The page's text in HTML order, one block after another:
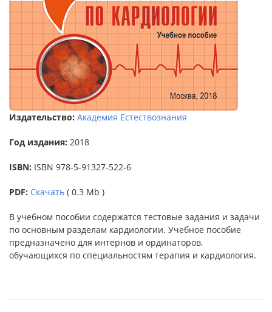
Издательство: Академия Естествознания
Год издания: 2018
ISBN: ISBN 978-5-91327-522-6
PDF: Скачать ( 0.3 Mb )
В учебном пособии содержатся тестовые задания и задачи
по основным разделам кардиологии. Учебное пособие
предназначено для интернов и ординаторов,
обучающихся по специальностям терапия и кардиология.